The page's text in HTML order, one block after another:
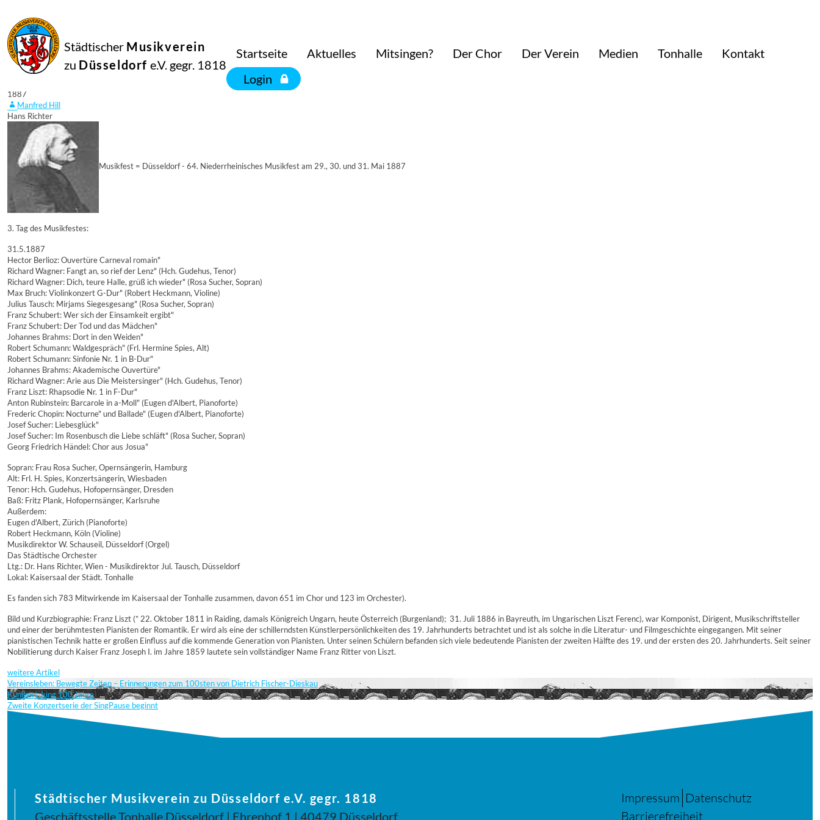
Städtischer Musikverein
zu Düsseldorf e.V. gegr. 1818
Startseite Aktuelles Mitsingen? Der Chor Der Verein Medien Tonhalle
Kontakt
Login
1887
Manfred Hill
Hans Richter
Musikfest = Düsseldorf - 64. Niederrheinisches Musikfest am 29., 30. und 31. Mai 1887
3. Tag des Musikfestes:
31.5.1887
Hector Berlioz: Ouvertüre Carneval romain"
Richard Wagner: Fangt an, so rief der Lenz" (Hch. Gudehus, Tenor)
Richard Wagner: Dich, teure Halle, grüß ich wieder" (Rosa Sucher, Sopran)
Max Bruch: Violinkonzert G-Dur" (Robert Heckmann, Violine)
Julius Tausch: Mirjams Siegesgesang" (Rosa Sucher, Sopran)
Franz Schubert: Wer sich der Einsamkeit ergibt"
Franz Schubert: Der Tod und das Mädchen"
Johannes Brahms: Dort in den Weiden"
Robert Schumann: Waldgespräch" (Frl. Hermine Spies, Alt)
Robert Schumann: Sinfonie Nr. 1 in B-Dur"
Johannes Brahms: Akademische Ouvertüre"
Richard Wagner: Arie aus Die Meistersinger" (Hch. Gudehus, Tenor)
Franz Liszt: Rhapsodie Nr. 1 in F-Dur"
Anton Rubinstein: Barcarole in a-Moll" (Eugen d'Albert, Pianoforte)
Frederic Chopin: Nocturne" und Ballade" (Eugen d'Albert, Pianoforte)
Josef Sucher: Liebesglück"
Josef Sucher: Im Rosenbusch die Liebe schläft" (Rosa Sucher, Sopran)
Georg Friedrich Händel: Chor aus Josua"
Sopran: Frau Rosa Sucher, Opernsängerin, Hamburg
Alt: Frl. H. Spies, Konzertsängerin, Wiesbaden
Tenor: Hch. Gudehus, Hofopernsänger, Dresden
Baß: Fritz Plank, Hofopernsänger, Karlsruhe
Außerdem:
Eugen d'Albert, Zürich (Pianoforte)
Robert Heckmann, Köln (Violine)
Musikdirektor W. Schauseil, Düsseldorf (Orgel)
Das Städtische Orchester
Ltg.: Dr. Hans Richter, Wien - Musikdirektor Jul. Tausch, Düsseldorf
Lokal: Kaisersaal der Städt. Tonhalle
Es fanden sich 783 Mitwirkende im Kaisersaal der Tonhalle zusammen, davon 651 im Chor und 123 im Orchester).
Bild und Kurzbiographie: Franz Liszt (* 22. Oktober 1811 in Raiding, damals Königreich Ungarn, heute Österreich (Burgenland);  31. Juli 1886 in Bayreuth, im Ungarischen Liszt Ferenc), war Komponist, Dirigent, Musikschriftsteller
und einer der berühmtesten Pianisten der Romantik. Er wird als eine der schillerndsten Künstlerpersönlichkeiten des 19. Jahrhunderts betrachtet und ist als solche in die Literatur- und Filmgeschichte eingegangen. Mit seiner
pianistischen Technik hatte er großen Einfluss auf die kommende Generation von Pianisten. Unter seinen Schülern befanden sich viele bedeutende Pianisten der zweiten Hälfte des 19. und der ersten des 20. Jahrhunderts. Seit seiner
Nobilitierung durch Kaiser Franz Joseph I. im Jahre 1859 lautete sein vollständiger Name Franz Ritter von Liszt.
weitere Artikel
Vereinsleben: Bewegte Zeiten – Erinnerungen zum 100sten von Dietrich Fischer-Dieskau
Kunibert Jung 100 Jahre
Zweite Konzertserie der SingPause beginnt
Städtischer Musikverein zu Düsseldorf e.V. gegr. 1818
Geschäftsstelle Tonhalle Düsseldorf | Ehrenhof 1 | 40479 Düsseldorf
Impressum Datenschutz
Barrierefreiheit